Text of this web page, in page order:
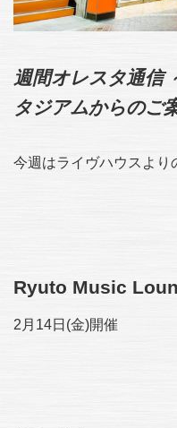
週間オレスタ通信
タジアムからのご
今週はライヴハウスより
Ryuto Music
2月14日(金)開催